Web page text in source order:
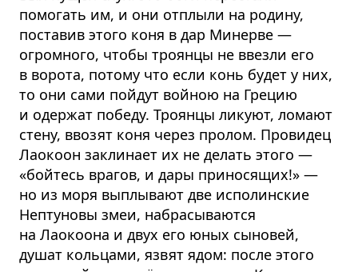
помогать им, и они отплыли на родину,
поставив этого коня в дар Минерве —
огромного, чтобы троянцы не ввезли его
в ворота, потому что если конь будет у них,
то они сами пойдут войною на Грецию
и одержат победу. Троянцы ликуют, ломают
стену, ввозят коня через пролом. Провидец
Лаокоон заклинает их не делать этого —
«бойтесь врагов, и дары приносящих!» —
но из моря выплывают две исполинские
Нептуновы змеи, набрасываются
на Лаокоона и двух его юных сыновей,
душат кольцами, язвят ядом: после этого